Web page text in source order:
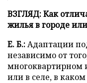
ВЗГЛЯД: Как
жилья в городе
Е. Б.:Адаптации
независимо от
многоквартирном
или в селе, в